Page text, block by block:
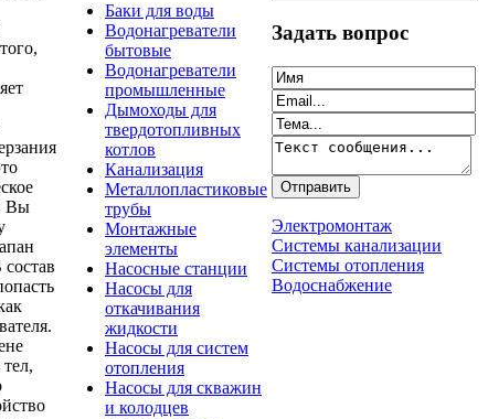
Вы
Баки для воды
Водонагреватели
бытовые
Водонагреватели
промышленные
Дымоходы для
твердотопливных
котлов
Канализация
Металлопластиковые
трубы
Монтажные
элементы
Насосные станции
Насосы для
откачивания
жидкости
Насосы для систем
отопления
Насосы для скважин
и колодцев
Задать вопрос
Электромонтаж
Системы канализации
Системы отопления
Водоснабжение